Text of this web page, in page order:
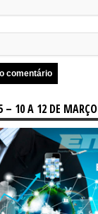
– 10 A 12 DE MARÇO